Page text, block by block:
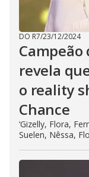
DO R7/23/12/2024
Campeão
revela
o reality
Chance
‘Gizelly, Flora,
Suelen, Nêssa,